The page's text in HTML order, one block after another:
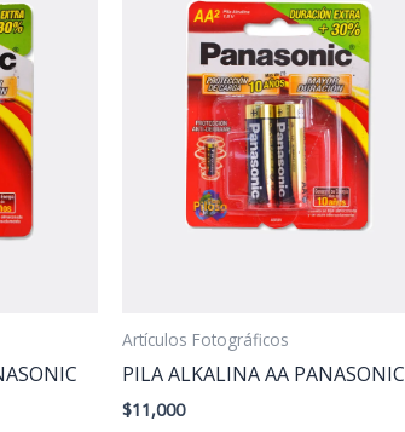
Artículos Fotográficos
PILA ALKALINA AA PANASONIC
$11,000